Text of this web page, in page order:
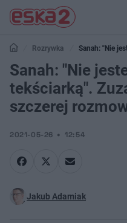
Rozrywka
Sanah: "Nie
szczerej rozmowie [WYWIAD]
Sanah: "Nie
tekściarką".
szczerej
2021-05-26 12:54
Jakub Adamiak